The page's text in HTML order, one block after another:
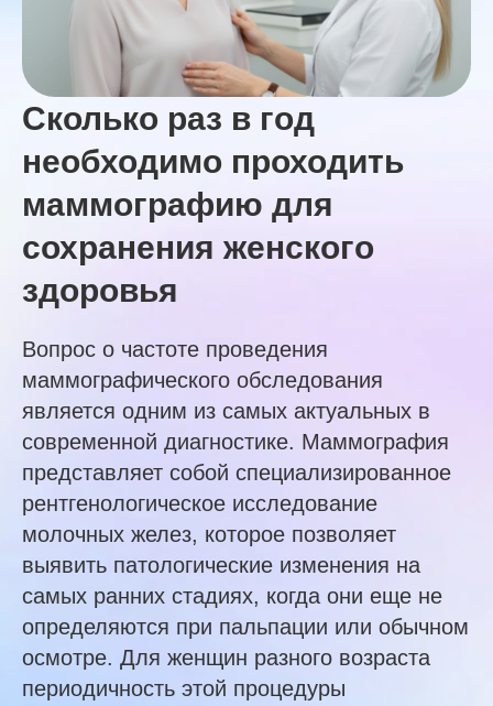
Сколько раз в год
необходимо проходить
маммографию для
сохранения женского
здоровья
Вопрос о частоте проведения
маммографического обследования
является одним из самых актуальных в
современной диагностике. Маммография
представляет собой специализированное
рентгенологическое исследование
молочных желез, которое позволяет
выявить патологические изменения на
самых ранних стадиях, когда они еще не
определяются при пальпации или обычном
осмотре. Для женщин разного возраста
периодичность этой процедуры